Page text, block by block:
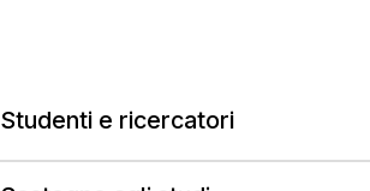
Studenti e ricercatori